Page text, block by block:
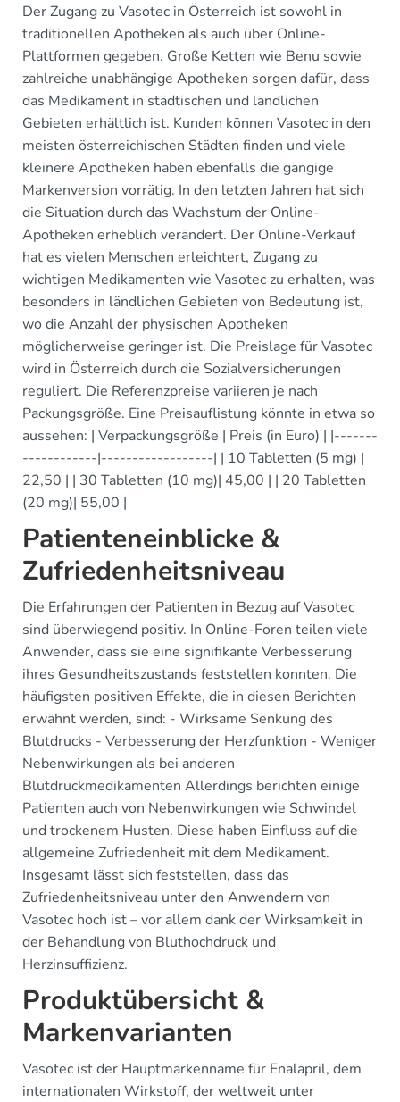
Der Zugang zu Vasotec in Österreich ist sowohl in
traditionellen Apotheken als auch über Online-
Plattformen gegeben. Große Ketten wie Benu sowie
zahlreiche unabhängige Apotheken sorgen dafür, dass
das Medikament in städtischen und ländlichen
Gebieten erhältlich ist. Kunden können Vasotec in den
meisten österreichischen Städten finden und viele
kleinere Apotheken haben ebenfalls die gängige
Markenversion vorrätig. In den letzten Jahren hat sich
die Situation durch das Wachstum der Online-
Apotheken erheblich verändert. Der Online-Verkauf
hat es vielen Menschen erleichtert, Zugang zu
wichtigen Medikamenten wie Vasotec zu erhalten, was
besonders in ländlichen Gebieten von Bedeutung ist,
wo die Anzahl der physischen Apotheken
möglicherweise geringer ist. Die Preislage für Vasotec
wird in Österreich durch die Sozialversicherungen
reguliert. Die Referenzpreise variieren je nach
Packungsgröße. Eine Preisauflistung könnte in etwa so
aussehen: | Verpackungsgröße | Preis (in Euro) | |-------
------------|------------------| | 10 Tabletten (5 mg) |
22,50 | | 30 Tabletten (10 mg)| 45,00 | | 20 Tabletten
(20 mg)| 55,00 |
Patienteneinblicke &
Zufriedenheitsniveau
Die Erfahrungen der Patienten in Bezug auf Vasotec
sind überwiegend positiv. In Online-Foren teilen viele
Anwender, dass sie eine signifikante Verbesserung
ihres Gesundheitszustands feststellen konnten. Die
häufigsten positiven Effekte, die in diesen Berichten
erwähnt werden, sind: - Wirksame Senkung des
Blutdrucks - Verbesserung der Herzfunktion - Weniger
Nebenwirkungen als bei anderen
Blutdruckmedikamenten Allerdings berichten einige
Patienten auch von Nebenwirkungen wie Schwindel
und trockenem Husten. Diese haben Einfluss auf die
allgemeine Zufriedenheit mit dem Medikament.
Insgesamt lässt sich feststellen, dass das
Zufriedenheitsniveau unter den Anwendern von
Vasotec hoch ist – vor allem dank der Wirksamkeit in
der Behandlung von Bluthochdruck und
Herzinsuffizienz.
Produktübersicht &
Markenvarianten
Vasotec ist der Hauptmarkenname für Enalapril, dem
internationalen Wirkstoff, der weltweit unter